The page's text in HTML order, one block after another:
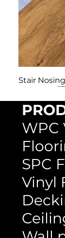
Stair Nosing
WPC
SPC
Vinyl